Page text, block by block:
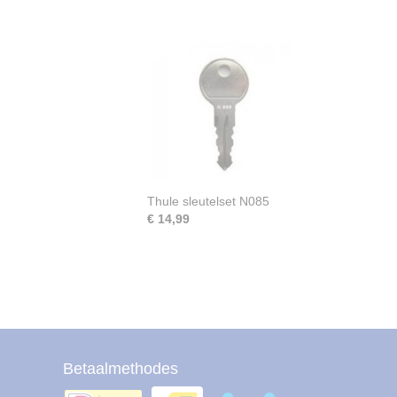
Thule sleutelset N085
€ 14,99
Betaalmethodes